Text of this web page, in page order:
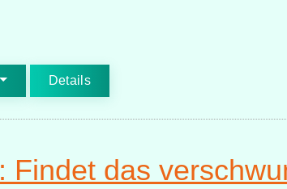
Details
Findet das